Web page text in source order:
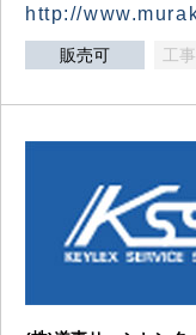
http://
販売可 工